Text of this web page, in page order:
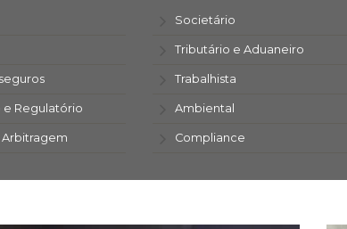
e Regulatório
Societário
Tributário e Aduaneiro
Trabalhista
Ambiental
Compliance